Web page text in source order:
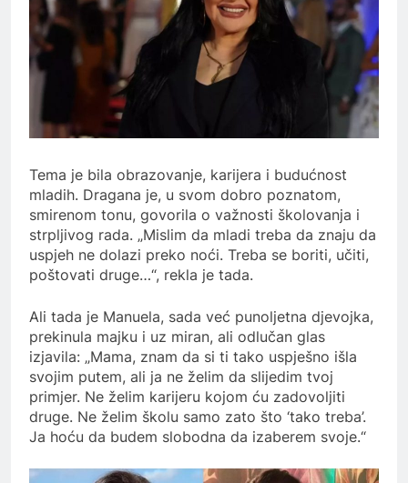
Tema je bila obrazovanje, karijera i budućnost
mladih. Dragana je, u svom dobro poznatom,
smirenom tonu, govorila o važnosti školovanja i
strpljivog rada. „Mislim da mladi treba da znaju da
uspjeh ne dolazi preko noći. Treba se boriti, učiti,
poštovati druge…“, rekla je tada.
Ali tada je Manuela, sada već punoljetna djevojka,
prekinula majku i uz miran, ali odlučan glas
izjavila: „Mama, znam da si ti tako uspješno išla
svojim putem, ali ja ne želim da slijedim tvoj
primjer. Ne želim karijeru kojom ću zadovoljiti
druge. Ne želim školu samo zato što ‘tako treba’.
Ja hoću da budem slobodna da izaberem svoje.“